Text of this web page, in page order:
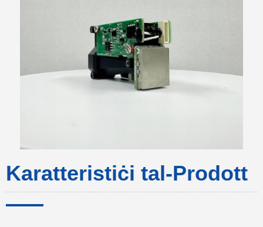
Karatteristiċi tal-Prodott